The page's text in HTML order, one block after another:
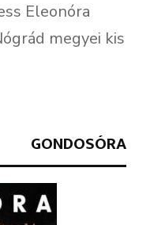
Eleonóra
megyei kis
GONDOSÓRA